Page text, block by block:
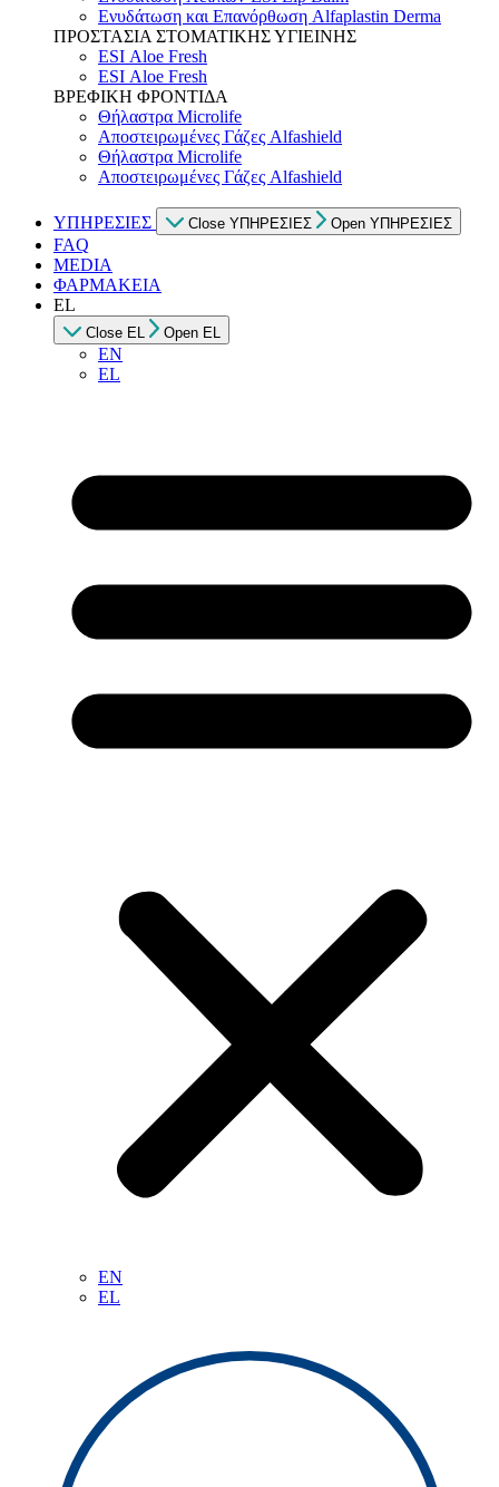
Ενυδάτωση και Επανόρθωση Alfaplastin Derma
ΠΡΟΣΤΑΣΙΑ ΣΤΟΜΑΤΙΚΗΣ ΥΓΙΕΙΝΗΣ
ESI Αloe Fresh
ESI Αloe Fresh
ΒΡΕΦΙΚΗ ΦΡΟΝΤΙΔΑ
Θήλαστρα Microlife
Αποστειρωμένες Γάζες Alfashield
Θήλαστρα Microlife
Αποστειρωμένες Γάζες Alfashield
ΥΠΗΡΕΣΙΕΣ Close ΥΠΗΡΕΣΙΕΣ Open ΥΠΗΡΕΣΙΕΣ
FAQ
MEDIA
ΦΑΡΜΑΚΕΙΑ
EL
Close EL Open EL
EN
EL
EN
EL